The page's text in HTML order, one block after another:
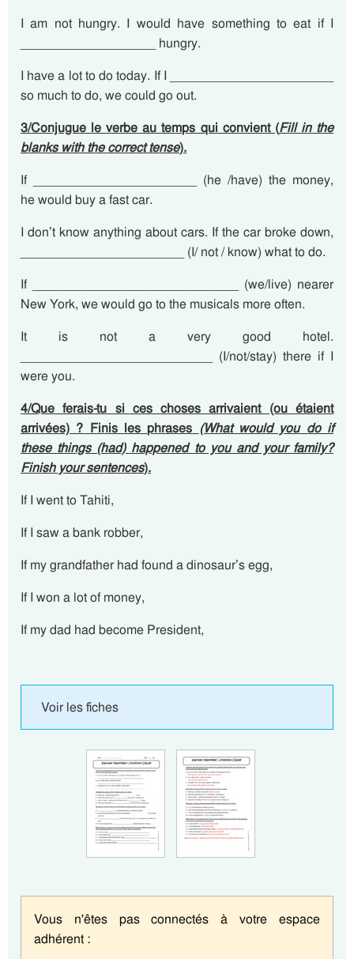
I am not hungry. I would have something to eat if I
___________________ hungry.
I have a lot to do today. If I _______________________
so much to do, we could go out.
3/Conjugue le verbe au temps qui convient (Fill in the
blanks with the correct tense).
If _______________________ (he /have) the money,
he would buy a fast car.
I don’t know anything about cars. If the car broke down,
_______________________ (I/ not / know) what to do.
If _____________________________ (we/live) nearer
New York, we would go to the musicals more often.
It is not a very good hotel.
___________________________ (I/not/stay) there if I
were you.
4/Que ferais-tu si ces choses arrivaient (ou étaient
arrivées) ? Finis les phrases (What would you do if
these things (had) happened to you and your family?
Finish your sentences).
If I went to Tahiti,
If I saw a bank robber,
If my grandfather had found a dinosaur’s egg,
If I won a lot of money,
If my dad had become President,
Voir les fiches
Vous n'êtes pas connectés à votre espace
adhérent :